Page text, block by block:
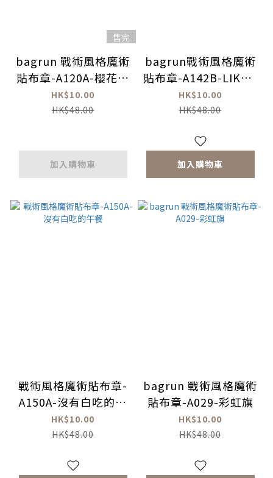
售完
bagrun 戰術風格魔術
貼布章-A120A-櫻花鉤
吻鮭
HK$10.00
HK$48.00
加入購物車
bagrun戰術風格魔術
貼布章-A142B-LIKE A
TACO
HK$10.00
HK$48.00
加入購物車
戰術風格魔術貼布章-
A150A-沒有白吃的午
餐
HK$10.00
HK$48.00
bagrun 戰術風格魔術
貼布章-A029-彩虹旗
HK$10.00
HK$48.00